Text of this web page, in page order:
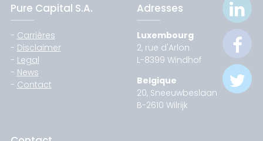
Pure Capital S.A.
- Carrières
- Disclaimer
- Legal
- News
- Contact
Adresses
Luxembourg
2, rue d'Arlon
L-8399 Windhof
Belgique
20, Sneeuwbeslaan
B-2610 Wilrijk